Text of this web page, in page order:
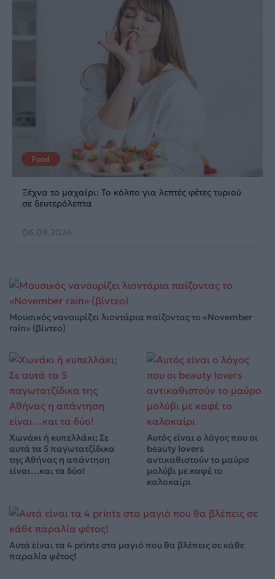
Food
Ξέχνα το μαχαίρι: Το κόλπο για λεπτές φέτες τυριού
σε δευτερόλεπτα
06.08.2026
Μουσικός νανουρίζει λιοντάρια παίζοντας το «November
rain» (βίντεο)
Χωνάκι ή κυπελλάκι; Σε
αυτά τα 5 παγωτατζίδικα
της Αθήνας η απάντηση
είναι…και τα δύο!
Αυτός είναι ο λόγος που οι
beauty lovers
αντικαθιστούν το μαύρο
μολύβι με καφέ το
καλοκαίρι
Αυτά είναι τα 4 prints στα μαγιό που θα βλέπεις σε κάθε
παραλία φέτος!